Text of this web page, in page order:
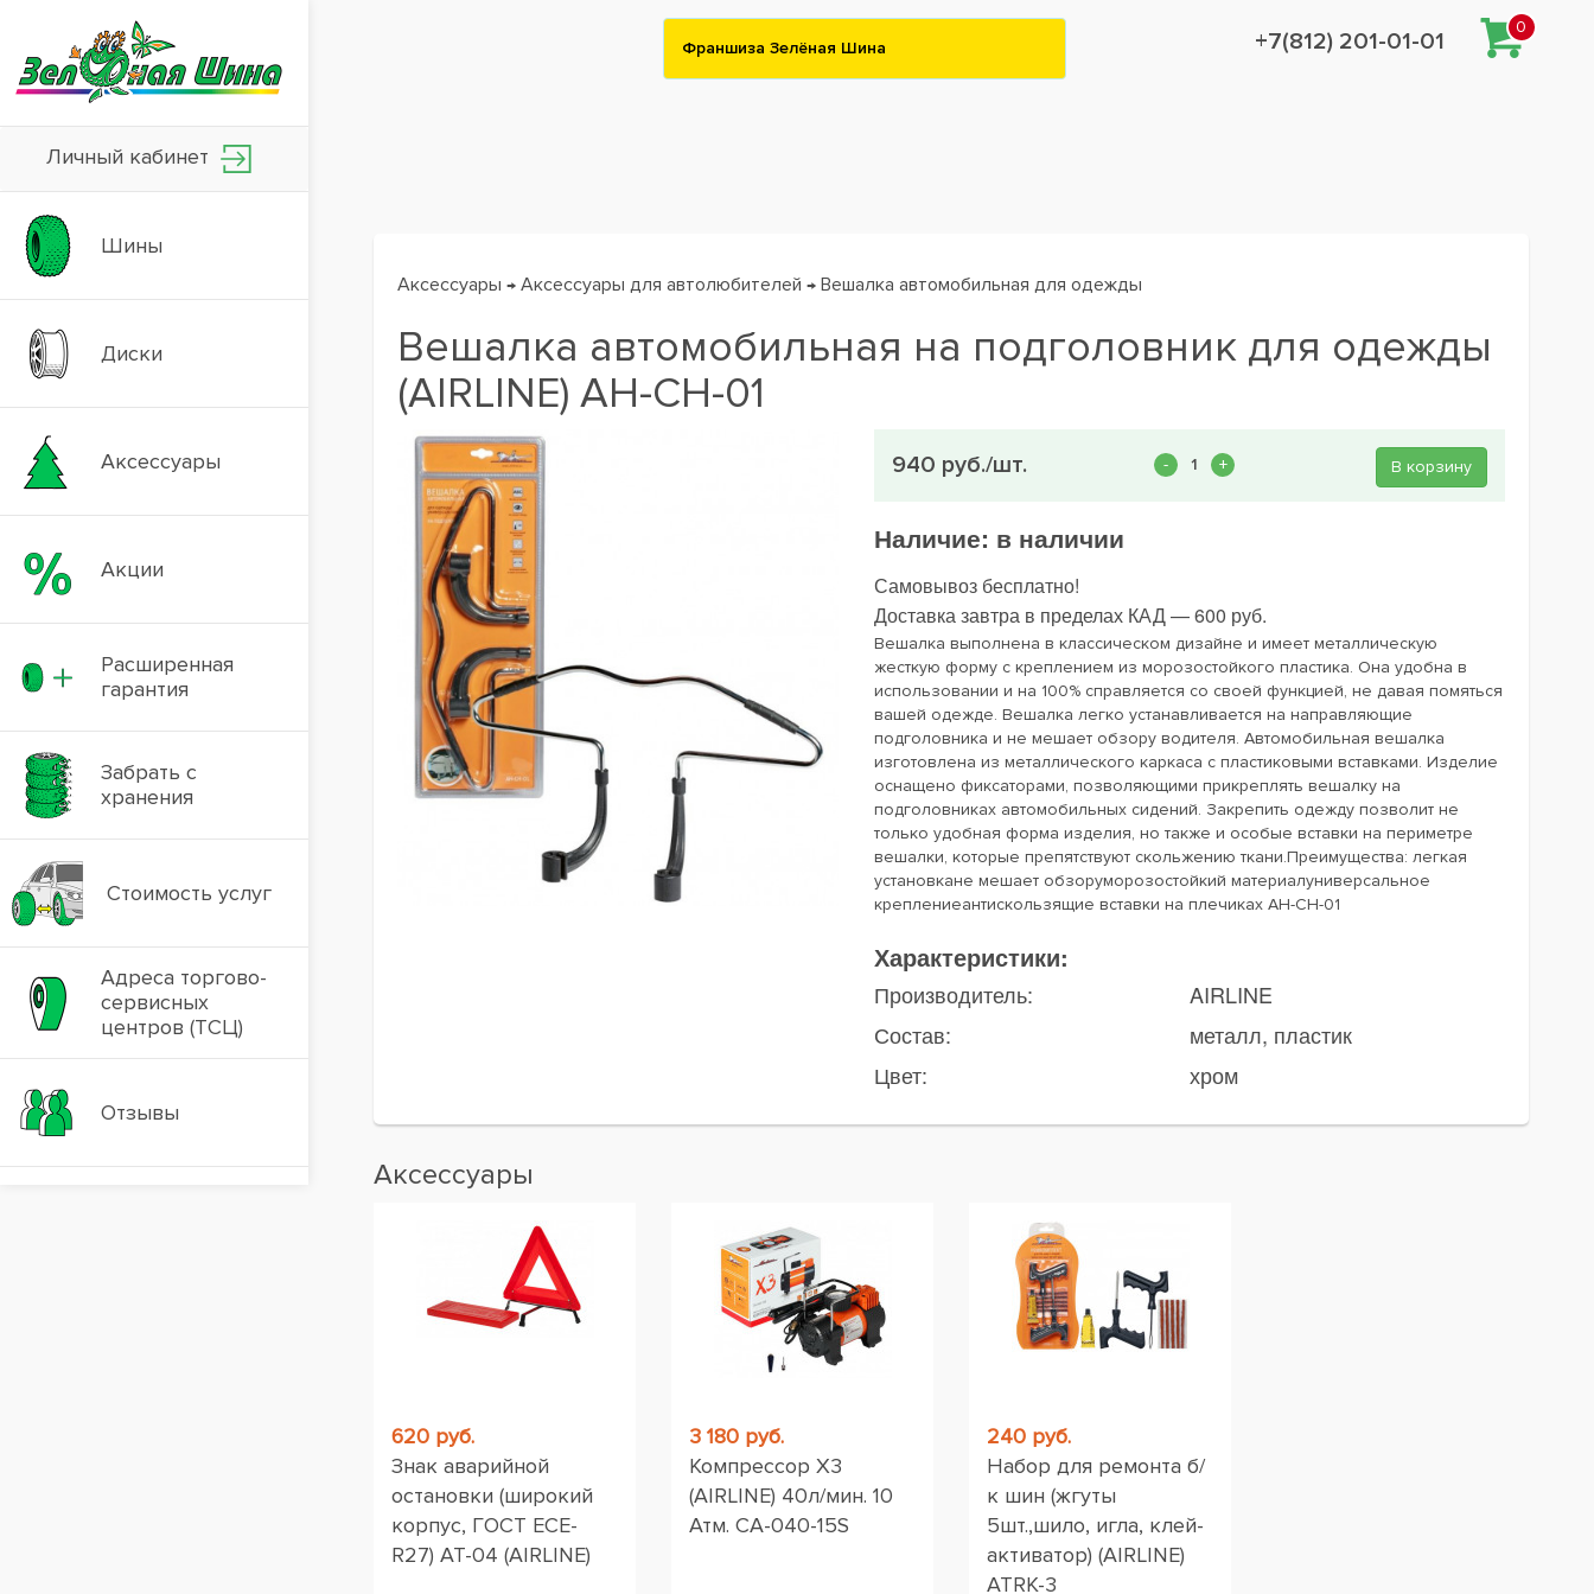
Личный кабинет
Шины
Диски
Аксессуары
Акции
Расширенная
гарантия
Забрать с
хранения
Стоимость услуг
Адреса торгово-
сервисных
центров (ТСЦ)
Отзывы
Франшиза Зелёная Шина +7(812) 201-01-01
0
Аксессуары → Аксессуары для автолюбителей → Вешалка автомобильная для одежды
Вешалка автомобильная на подголовник для одежды
(AIRLINE) AH-CH-01
940 руб./шт. В корзину
Наличие: в наличии
Самовывоз бесплатно!
Доставка завтра в пределах КАД — 600 руб.
Вешалка выполнена в классическом дизайне и имеет металлическую
жесткую форму с креплением из морозостойкого пластика. Она удобна в
использовании и на 100% справляется со своей функцией, не давая помяться
вашей одежде. Вешалка легко устанавливается на направляющие
подголовника и не мешает обзору водителя. Автомобильная вешалка
изготовлена из металлического каркаса с пластиковыми вставками. Изделие
оснащено фиксаторами, позволяющими прикреплять вешалку на
подголовниках автомобильных сидений. Закрепить одежду позволит не
только удобная форма изделия, но также и особые вставки на периметре
вешалки, которые препятствуют скольжению ткани.Преимущества: легкая
установкане мешает обзоруморозостойкий материалуниверсальное
креплениеантискользящие вставки на плечиках AH-CH-01
Характеристики:
Производитель:
AIRLINE
Состав:
металл, пластик
Цвет:
хром
Аксессуары
620 руб.
Знак аварийной
остановки (широкий
корпус, ГОСТ ЕСЕ-
R27) AT-04 (AIRLINE)
3 180 руб.
Компрессор X3
(AIRLINE) 40л/мин. 10
Атм. CA-040-15S
240 руб.
Набор для ремонта б/
к шин (жгуты
5шт.,шило, игла, клей-
активатор) (AIRLINE)
ATRK-3